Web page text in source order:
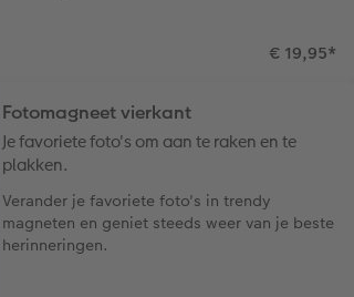
€ 19,95*
Fotomagneet vierkant
Je favoriete foto's om aan te raken en te
plakken.
Verander je favoriete foto's in trendy
magneten en geniet steeds weer van je beste
herinneringen.